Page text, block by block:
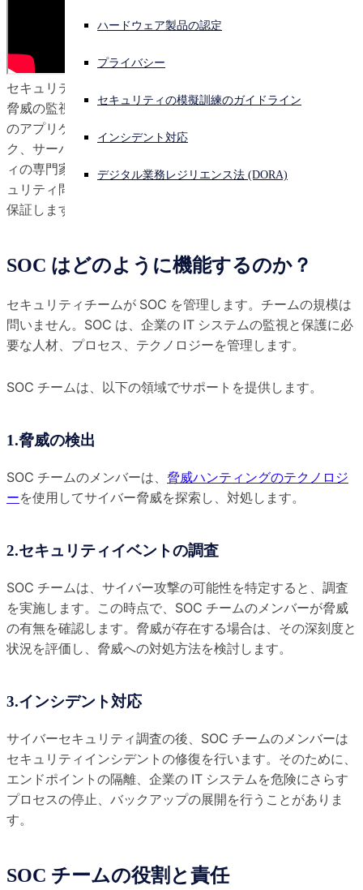
サイバー攻撃を受けている場合、連絡先はこちら
Open search
日本語 Open language switcher
ハードウェア製品の認定
プライバシー
セキュリティの模擬訓練のガイドライン
インシデント対応
デジタル業務レジリエンス法 (DORA)
セキュリティオペレーションセンター (SOC) は、サイバー
脅威の監視、検出、対応、修復を行います。SOC は、企業
のアプリケーション、データベース、デバイス、ネットワー
ク、サーバー、Web サイトを監視するサイバーセキュリテ
ィの専門家チームで構成されています。このチームは、セキ
ュリティ問題の即時特定と、24時間 365日体制での対応を
保証します。
SOC はどのように機能するのか？
セキュリティチームが SOC を管理します。チームの規模は
問いません。SOC は、企業の IT システムの監視と保護に必
要な人材、プロセス、テクノロジーを管理します。
SOC チームは、以下の領域でサポートを提供します。
1.脅威の検出
SOC チームのメンバーは、 脅威ハンティングのテクノロジ
ーを使用してサイバー脅威を探索し、対処します。
2.セキュリティイベントの調査
SOC チームは、サイバー攻撃の可能性を特定すると、調査
を実施します。この時点で、SOC チームのメンバーが脅威
の有無を確認します。脅威が存在する場合は、その深刻度と
状況を評価し、脅威への対処方法を検討します。
3.インシデント対応
サイバーセキュリティ調査の後、SOC チームのメンバーは
セキュリティインシデントの修復を行います。そのために、
エンドポイントの隔離、企業の IT システムを危険にさらす
プロセスの停止、バックアップの展開を行うことがありま
す。
SOC チームの役割と責任